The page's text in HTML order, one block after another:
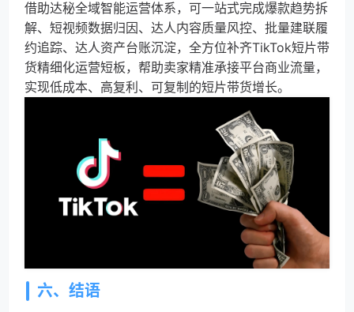
借助达秘全域智能运营体系，可一站式完成爆款趋势拆
解、短视频数据归因、达人内容质量风控、批量建联履
约追踪、达人资产台账沉淀，全方位补齐TikTok短片带
货精细化运营短板，帮助卖家精准承接平台商业流量，
实现低成本、高复利、可复制的短片带货增长。
六、结语